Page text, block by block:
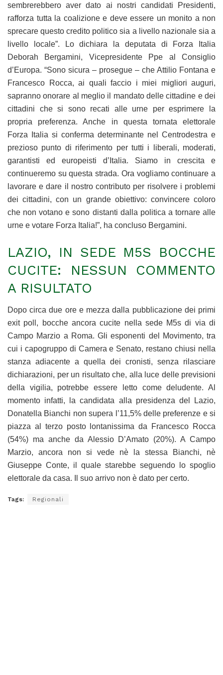
sembrerebbero aver dato ai nostri candidati Presidenti,
rafforza tutta la coalizione e deve essere un monito a non
sprecare questo credito politico sia a livello nazionale sia a
livello locale”. Lo dichiara la deputata di Forza Italia
Deborah Bergamini, Vicepresidente Ppe al Consiglio
d’Europa. “Sono sicura – prosegue – che Attilio Fontana e
Francesco Rocca, ai quali faccio i miei migliori auguri,
sapranno onorare al meglio il mandato delle cittadine e dei
cittadini che si sono recati alle urne per esprimere la
propria preferenza. Anche in questa tornata elettorale
Forza Italia si conferma determinante nel Centrodestra e
prezioso punto di riferimento per tutti i liberali, moderati,
garantisti ed europeisti d’Italia. Siamo in crescita e
continueremo su questa strada. Ora vogliamo continuare a
lavorare e dare il nostro contributo per risolvere i problemi
dei cittadini, con un grande obiettivo: convincere coloro
che non votano e sono distanti dalla politica a tornare alle
urne e votare Forza Italia!”, ha concluso Bergamini.
LAZIO, IN SEDE M5S BOCCHE
CUCITE: NESSUN COMMENTO
A RISULTATO
Dopo circa due ore e mezza dalla pubblicazione dei primi
exit poll, bocche ancora cucite nella sede M5s di via di
Campo Marzio a Roma. Gli esponenti del Movimento, tra
cui i capogruppo di Camera e Senato, restano chiusi nella
stanza adiacente a quella dei cronisti, senza rilasciare
dichiarazioni, per un risultato che, alla luce delle previsioni
della vigilia, potrebbe essere letto come deludente. Al
momento infatti, la candidata alla presidenza del Lazio,
Donatella Bianchi non supera l’11,5% delle preferenze e si
piazza al terzo posto lontanissima da Francesco Rocca
(54%) ma anche da Alessio D’Amato (20%). A Campo
Marzio, ancora non si vede nè la stessa Bianchi, nè
Giuseppe Conte, il quale starebbe seguendo lo spoglio
elettorale da casa. Il suo arrivo non è dato per certo.
Tags: Regionali